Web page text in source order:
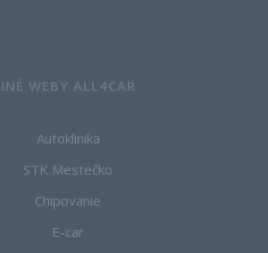
INÉ WEBY ALL4CAR
Autoklinika
STK Mestečko
Chipovanie
E-car